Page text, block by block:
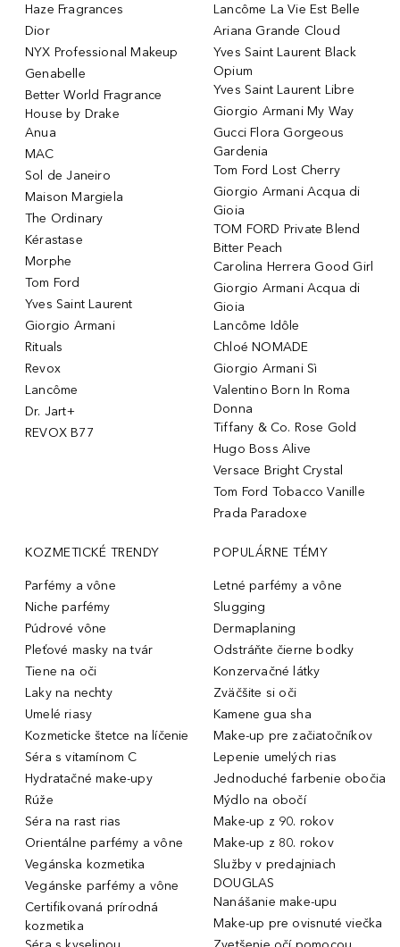
Haze Fragrances
Dior
NYX Professional Makeup
Genabelle
Better World Fragrance
House by Drake
Anua
MAC
Sol de Janeiro
Maison Margiela
The Ordinary
Kérastase
Morphe
Tom Ford
Yves Saint Laurent
Giorgio Armani
Rituals
Revox
Lancôme
Dr. Jart+
REVOX B77
Lancôme La Vie Est Belle
Ariana Grande Cloud
Yves Saint Laurent Black
Opium
Yves Saint Laurent Libre
Giorgio Armani My Way
Gucci Flora Gorgeous
Gardenia
Tom Ford Lost Cherry
Giorgio Armani Acqua di
Gioia
TOM FORD Private Blend
Bitter Peach
Carolina Herrera Good Girl
Giorgio Armani Acqua di
Gioia
Lancôme Idôle
Chloé NOMADE
Giorgio Armani Sì
Valentino Born In Roma
Donna
Tiffany & Co. Rose Gold
Hugo Boss Alive
Versace Bright Crystal
Tom Ford Tobacco Vanille
Prada Paradoxe
KOZMETICKÉ TRENDY
Parfémy a vône
Niche parfémy
Púdrové vône
Pleťové masky na tvár
Tiene na oči
Laky na nechty
Umelé riasy
Kozmeticke štetce na líčenie
Séra s vitamínom C
Hydratačné make-upy
Rúže
Séra na rast rias
Orientálne parfémy a vône
Vegánska kozmetika
Vegánske parfémy a vône
Certifikovaná prírodná
kozmetika
POPULÁRNE TÉMY
Letné parfémy a vône
Slugging
Dermaplaning
Odstráňte čierne bodky
Konzervačné látky
Zväčšite si oči
Kamene gua sha
Make-up pre začiatočníkov
Lepenie umelých rias
Jednoduché farbenie obočia
Mýdlo na obočí
Make-up z 90. rokov
Make-up z 80. rokov
Služby v predajniach
DOUGLAS
Nanášanie make-upu
Make-up pre ovisnuté viečka